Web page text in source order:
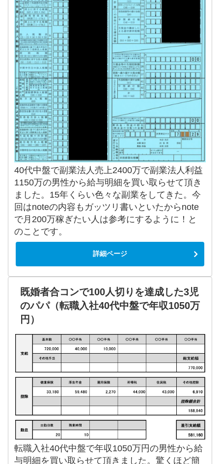
40代中盤で副業法人売上2400万で副業法人利益
1150万の男性から給与明細を買い取らせて頂き
ました。15年くらい色々な副業をしてきた。今
回はnoteの内容もガッツリ書いといたからnote
で月200万稼ぎたい人は参考にするように！と
のことです。
詳細ページ
既婚者合コンで100人切りを達成した3児
のパパ（転職入社40代中盤で年収1050万
円）
転職入社40代中盤で年収1050万円の男性から給
与明細を買い取らせて頂きました。驚くほど簡